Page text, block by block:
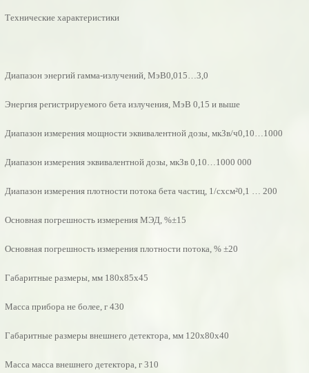
Технические характеристики
Диапазон энергий гамма-излучений, МэВ0,015…3,0
Энергия регистрируемого бета излучения, МэВ 0,15 и выше
Диапазон измерения мощности эквивалентной дозы, мкЗв/ч0,10…1000
Диапазон измерения эквивалентной дозы, мкЗв 0,10…1000 000
Диапазон измерения плотности потока бета частиц, 1/сxсм²0,1 … 200
Основная погрешность измерения МЭД, %±15
Основная погрешность измерения плотности потока, % ±20
Габаритные размеры, мм 180х85х45
Масса прибора не более, г 430
Габаритные размеры внешнего детектора, мм 120х80х40
Масса масса внешнего детектора, г 310